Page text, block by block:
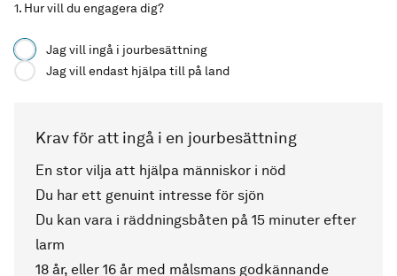
1. Hur vill du engagera dig?
choose_commitment
Jag vill ingå i jourbesättning
Jag vill endast hjälpa till på land
Krav för att ingå i en jourbesättning
En stor vilja att hjälpa människor i nöd
Du har ett genuint intresse för sjön
Du kan vara i räddningsbåten på 15 minuter efter
larm
18 år, eller 16 år med målsmans godkännande